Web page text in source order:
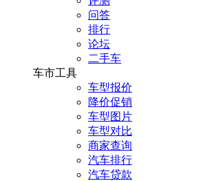
问答
排行
论坛
二手车
车市工具
车型报价
降价促销
车型图片
车型对比
商家查询
汽车排行
汽车贷款